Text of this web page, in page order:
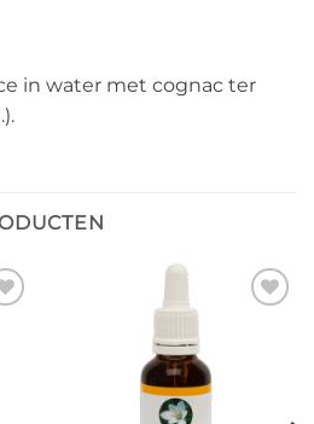
in water met cognac ter